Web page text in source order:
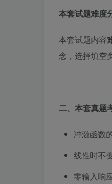
本套试题难度
本套试题内容
念，选择填空
二、本套真题
冲激函数
线性时不
零输入响